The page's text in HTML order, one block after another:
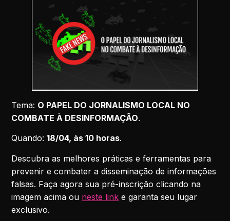
Tema: O PAPEL DO JORNALISMO LOCAL NO
COMBATE À DESINFORMAÇÃO.
Quando:18/04, às 10 horas.
Descubra as melhores práticas e ferramentas para
prevenir e combater a disseminação de informações
falsas. Faça agora sua pré-inscrição clicando na
imagem acima ou neste link e garanta seu lugar
exclusivo.